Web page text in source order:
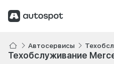
Автосервисы
Техобслуживание